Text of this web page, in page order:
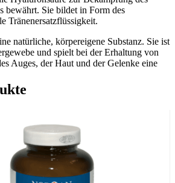
bewährt. Sie bildet in Form des
Tränenersatzflüssigkeit.
natürliche, körpereigene Substanz. Sie ist
und spielt bei der Erhaltung von
Auges, der Haut und der Gelenke eine
Augentropfen empfehlen:
ohne die Sehleistung zu beeinflussen.
Comod Abgabe- und Abdichtungssystem
von Konservierungsmitteln verzichtet
ist konservierungsmittelfrei!
für Kontaktlinsenträger und Allergiker